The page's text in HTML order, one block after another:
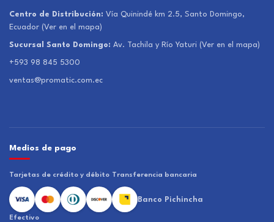
Centro de Distribución: Vía Quinindé km 2.5, Santo Domingo,
Ecuador (Ver en el mapa)
Sucursal Santo Domingo: Av. Tachila y Río Yaturi (Ver en el mapa)
+593 98 845 5300
ventas@promatic.com.ec
Medios de pago
Tarjetas de crédito y débito Transferencia bancaria
Banco Pichincha
Efectivo